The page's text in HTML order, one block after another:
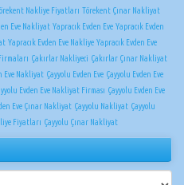
Nakliye Fiyatları Törekent Çınar Nakliyat
Eve Nakliyat Yapracık Evden Eve Yapracık Evden
Yapracık Evden Eve Nakliye Yapracık Evden Eve
Çakırlar Nakliyeci Çakırlar Çınar Nakliyat
Eve Nakliyat Çayyolu Evden Eve Çayyolu Evden Eve
Evden Eve Nakliyat Firması Çayyolu Evden Eve
Eve Çınar Nakliyat Çayyolu Nakliyat Çayyolu
Fiyatları Çayyolu Çınar Nakliyat